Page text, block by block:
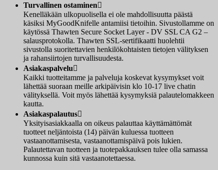
Turvallinen ostaminen
Kenelläkään ulkopuolisella ei ole mahdollisuutta päästä
käsiksi MyGoodKnifelle antamiisi tietoihin. Sivustollamme on
käytössä Thawten Secure Socket Layer - DV SSL CA G2 –
salausprotokolla. Thawten SSL-sertifikaatti huolehtii
sivustolla suoritettavien henkilökohtaisten tietojen välityksen
ja rahansiirtojen turvallisuudesta.
Asiakaspalvelu
Kaikki tuotteitamme ja palveluja koskevat kysymykset voit
lähettää suoraan meille arkipäivisin klo 10-17 live chatin
välityksellä. Voit myös lähettää kysymyksiä palautelomakkeen
kautta.
Asiakaspalautus
Yksityisasiakkaalla on oikeus palauttaa käyttämättömät
tuotteet neljäntoista (14) päivän kuluessa tuotteen
vastaanottamisesta, vastaanottamispäivä pois lukien.
Palautettavan tuotteen ja tuotepakkauksen tulee olla samassa
kunnossa kuin sitä vastaanotettaessa.